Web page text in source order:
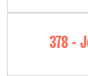
378 -